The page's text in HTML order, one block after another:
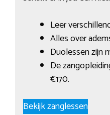
Leer
Alles over
Duolessen zijn
De
€170.
Bekijk zanglessen